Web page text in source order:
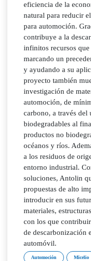
eficiencia de la
natural para reducir
para automoción.
contribuye a la
infinitos recursos
marcando un
y ayudando a su
proyecto también
investigación de
automoción, de
carbono, a través del
biodegradables al
productos no
océanos y ríos.
a los residuos de
entorno industrial.
soluciones, Antolin
propuestas de alto
introducir en sus
materiales,
con los que
de descarbonización
automóvil.
Automoción Micelio